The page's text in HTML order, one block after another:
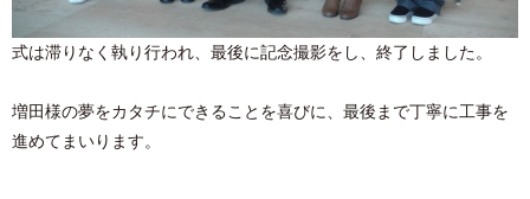
式は滞りなく執り行われ、最後に記念撮影をし、終了しました。
増田様の夢をカタチにできることを喜びに、最後まで丁寧に工事を
進めてまいります。